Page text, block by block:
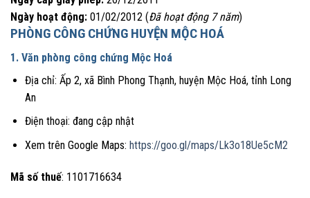
Ngày hoạt động: 01/02/2012 (Đã hoạt động 7 năm)
PHÒNG CÔNG CHỨNG HUYỆN MỘC HOÁ
1. Văn phòng công chứng Mộc Hoá
Địa chỉ: Ấp 2, xã Bình Phong Thạnh, huyện Mộc Hoá, tỉnh Long
An
Điện thoại: đang cập nhật
Xem trên Google Maps: https://goo.gl/maps/Lk3o18Ue5cM2
Mã số thuế: 1101716634